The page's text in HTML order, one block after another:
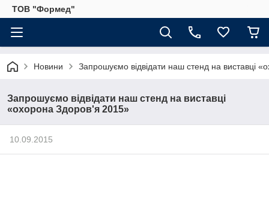
ТОВ "Формед"
Новини Запрошуємо відвідати наш стенд на виставці
Запрошуємо відвідати наш стенд на виставці
«охорона Здоров'я 2015»
10.09.2015